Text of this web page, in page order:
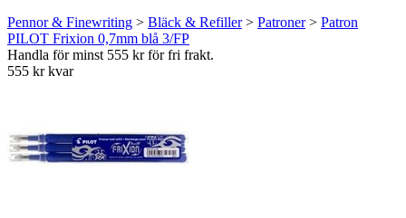
Pennor & Finewriting > Bläck & Refiller> Patroner> Patron
PILOT Frixion 0,7mm blå 3/FP
Handla för minst 555 kr för fri frakt.
555 kr kvar